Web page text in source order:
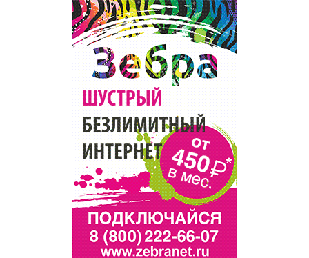
Рестораны, кафе, бары
Развлечения и отдых
Спорт Фитнес
Торговля
Бизнес и финансы
Юристы, Экспертиза, Страхование
Ремонт
Социальные организации
Популярное →